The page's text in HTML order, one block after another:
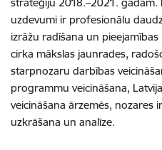
uzdevumi ir profesionālu
izrāžu radīšana un
cirka mākslas jaunrades,
starpnozaru darbības
programmu veicināšana,
veicināšana ārzemēs, nozares
uzkrāšana un analīze.